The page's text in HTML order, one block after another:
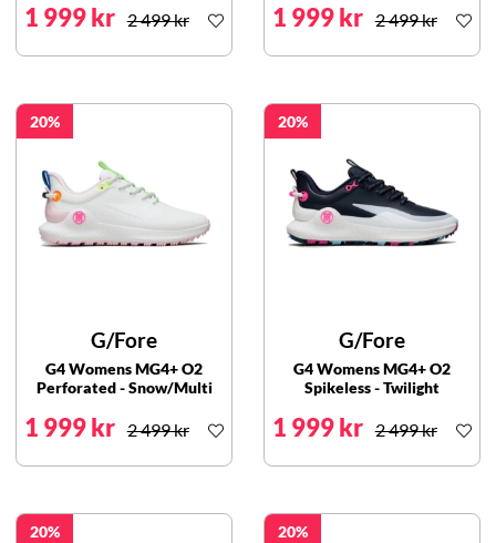
1 999 kr 2 499 kr 1 999 kr 2 499 kr
20
G/Fore
G4 Womens MG4+ O2
Perforated - Snow/Multi
1 999 kr 2 499 kr
20
G/Fore
G4 Womens MG4+ O2
Spikeless - Twilight
1 999 kr 2 499 kr
20 20